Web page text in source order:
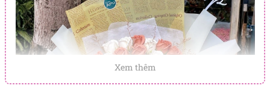
Xem thêm